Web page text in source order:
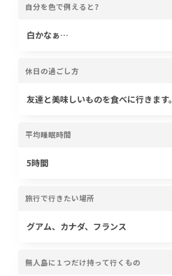
自分を色で例えると?
白かなぁ…
休日の過ごし方
友達と美味しいものを食べに行きます。
平均睡眠時間
5時間
旅行で行きたい場所
グアム、カナダ、フランス
無人島に１つだけ持って行くもの